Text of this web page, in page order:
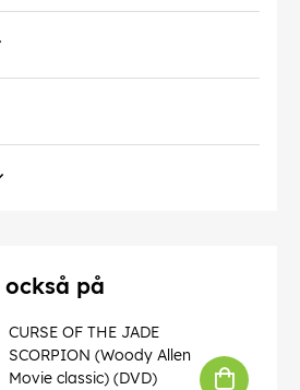
på
CURSE OF THE JADE
SCORPION (Woody Allen
Movie classic) (DVD)